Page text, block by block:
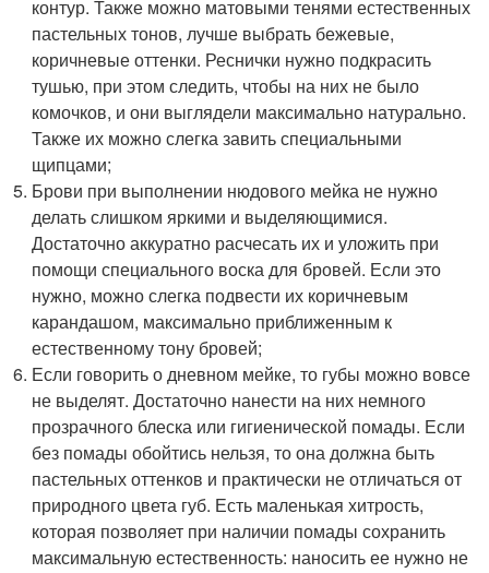
контур. Также можно матовыми тенями естественных
пастельных тонов, лучше выбрать бежевые,
коричневые оттенки. Реснички нужно подкрасить
тушью, при этом следить, чтобы на них не было
комочков, и они выглядели максимально натурально.
Также их можно слегка завить специальными
щипцами;
Брови при выполнении нюдового мейка не нужно
делать слишком яркими и выделяющимися.
Достаточно аккуратно расчесать их и уложить при
помощи специального воска для бровей. Если это
нужно, можно слегка подвести их коричневым
карандашом, максимально приближенным к
естественному тону бровей;
Если говорить о дневном мейке, то губы можно вовсе
не выделят. Достаточно нанести на них немного
прозрачного блеска или гигиенической помады. Если
без помады обойтись нельзя, то она должна быть
пастельных оттенков и практически не отличаться от
природного цвета губ. Есть маленькая хитрость,
которая позволяет при наличии помады сохранить
максимальную естественность: наносить ее нужно не